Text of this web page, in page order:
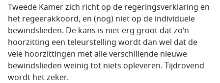
Tweede Kamer zich richt op de regeringsverklaring en
het regeerakkoord, en (nog) niet op de individuele
bewindslieden. De kans is niet erg groot dat zo’n
hoorzitting een teleurstelling wordt dan wel dat de
vele hoorzittingen met alle verschillende nieuwe
bewindslieden weinig tot niets opleveren. Tijdrovend
wordt het zeker.